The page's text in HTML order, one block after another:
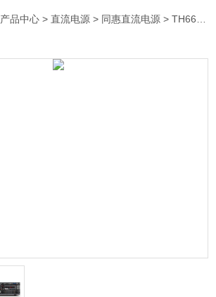
产品中心 >直流电源 > 同惠直流电源 > TH66200P-70-05同惠可编程大功率直流电源